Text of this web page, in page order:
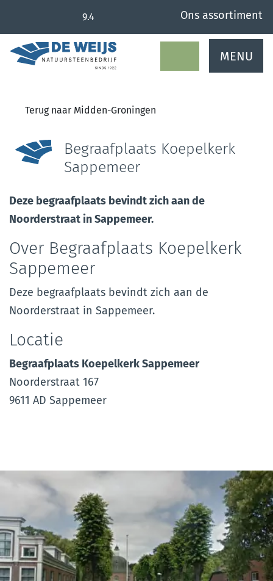
9.4 Ons assortiment
MENU
Terug naar Midden-Groningen
Begraafplaats Koepelkerk
Sappemeer
Deze begraafplaats bevindt zich aan de
Noorderstraat in Sappemeer.
Over Begraafplaats Koepelkerk
Sappemeer
Deze begraafplaats bevindt zich aan de
Noorderstraat in Sappemeer.
Locatie
Begraafplaats Koepelkerk Sappemeer
Noorderstraat 167
9611 AD Sappemeer